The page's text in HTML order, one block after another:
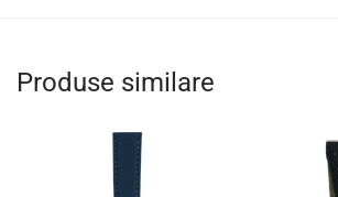
Produse similare